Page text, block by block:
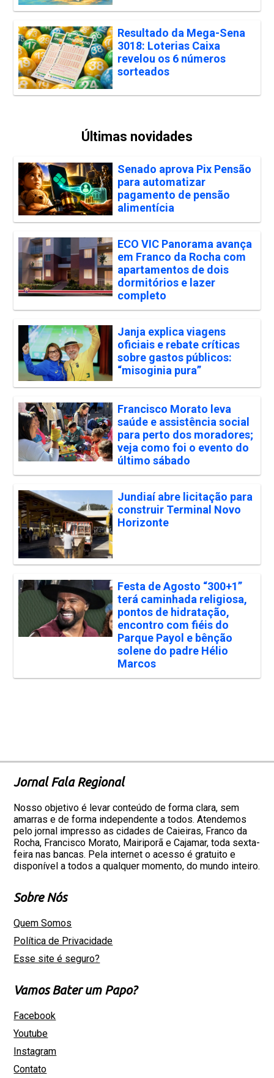
Resultado da Mega-Sena
3018: Loterias Caixa
revelou os 6 números
sorteados
Últimas novidades
Senado aprova Pix Pensão
para automatizar
pagamento de pensão
alimentícia
ECO VIC Panorama avança
em Franco da Rocha com
apartamentos de dois
dormitórios e lazer
completo
Janja explica viagens
oficiais e rebate críticas
sobre gastos públicos:
“misoginia pura”
Francisco Morato leva
saúde e assistência social
para perto dos moradores;
veja como foi o evento do
último sábado
Jundiaí abre licitação para
construir Terminal Novo
Horizonte
Festa de Agosto “300+1”
terá caminhada religiosa,
pontos de hidratação,
encontro com fiéis do
Parque Payol e bênção
solene do padre Hélio
Marcos
Jornal Fala Regional
Nosso objetivo é levar conteúdo de forma clara, sem
amarras e de forma independente a todos. Atendemos
pelo jornal impresso as cidades de Caieiras, Franco da
Rocha, Francisco Morato, Mairiporã e Cajamar, toda sexta-
feira nas bancas. Pela internet o acesso é gratuito e
disponível a todos a qualquer momento, do mundo inteiro.
Sobre Nós
Quem Somos
Política de Privacidade
Esse site é seguro?
Vamos Bater um Papo?
Facebook
Youtube
Instagram
Contato